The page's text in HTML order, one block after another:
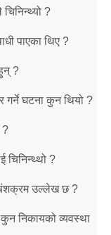
?
पाएका थिए ?
?
गर्ने घटना कुन थियो ?
?
?
बंशक्रम उल्लेख छ ?
निकायको व्यवस्था